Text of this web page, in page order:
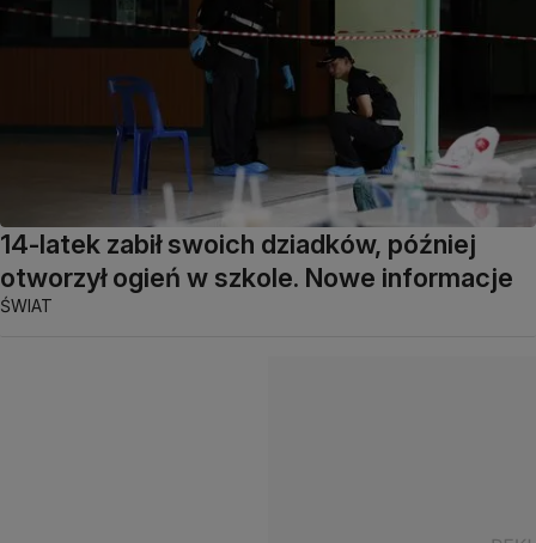
14-latek zabił swoich dziadków, później
otworzył ogień w szkole. Nowe informacje
ŚWIAT